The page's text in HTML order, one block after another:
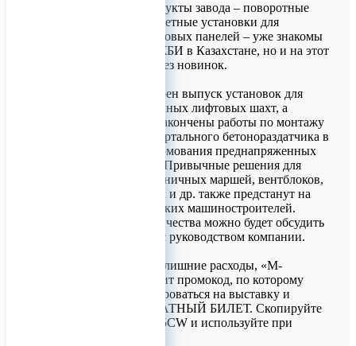
Флагманские продукты завода – поворотные
вибростолы и кассетные установки для
производства стеновых панелей – уже знакомы
производителям ЖБИ в Казахстане, но и на этот
раз не обойдется без новинок.
В начале года освоен выпуск установок для
формования объемных лифтовых шахт, а
буквально летом закончены работы по монтажу
и пусконаладке портального бетонораздатчика в
составе линии формования преднапряженных
плит перекрытия. Привычные решения для
изготовления лестничных маршей, вентблоков,
плит аэродромных и др. также предстанут на
стенде великолукских машиностроителей.
Вопросы сотрудничества можно будет обсудить
непосредственно с руководством компании.
Чтобы исключить лишние расходы, «М-
Конструктор» дарит промокод, по которому
можно зарегистрироваться на выставку и
получить БЕСПЛАТНЫЙ БИЛЕТ. Скопируйте
номер KBA2XAF5CW и используйте при